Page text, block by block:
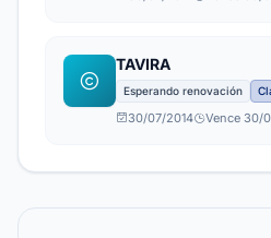
TAVIRA
Esperando renovación
30/07/2014 Vence 30/